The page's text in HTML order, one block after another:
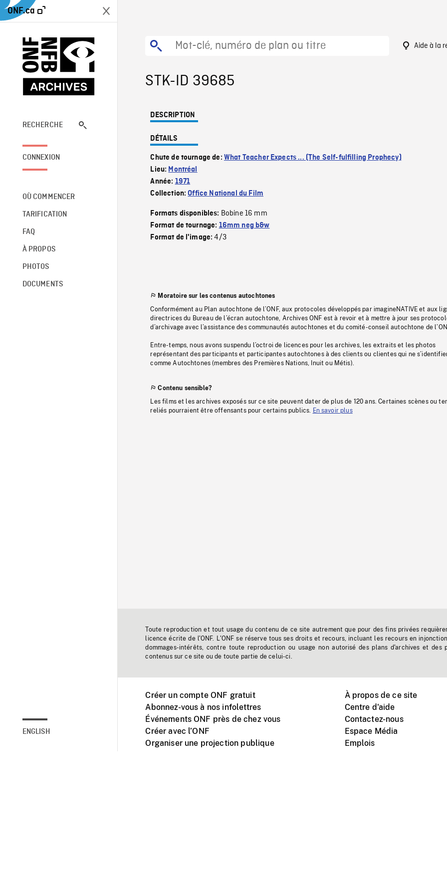
ONF.ca
RECHERCHE
CONNEXION
OÙ COMMENCER
TARIFICATION
FAQ
À PROPOS
PHOTOS
DOCUMENTS
ENGLISH
Aide à la
STK-ID 39685
DESCRIPTION
DÉTAILS
Chute de tournage de: What Teacher Expects ... (The Self-fulfilling Prophecy)
Lieu: Montréal
Année: 1971
Collection:Office National du Film
Formats disponibles: Bobine 16 mm
Format de tournage: 16mm neg b&w
Format de l'image:4/3
Moratoire sur les contenus autochtones
Conformément au Plan autochtone de l’ONF, aux protocoles développés par imagineNATIVE et aux
directrices du Bureau de l’écran autochtone, Archives ONF est à revoir et à mettre à jour ses
d’archivage avec l’assistance des communautés autochtones et du comité-conseil autochtone de
Entre-temps, nous avons suspendu l’octroi de licences pour les archives, les extraits et les photos
représentant des participants et participantes autochtones à des clients ou clientes qui ne
comme Autochtones (membres des Premières Nations, Inuit ou Métis).
Contenu sensible?
Les films et les archives exposés sur ce site peuvent dater de plus de 120 ans. Certaines scènes ou
reliés pourraient être offensants pour certains publics. En savoir plus
Toute reproduction et tout usage du contenu de ce site autrement que pour des fins privées
licence écrite de l'ONF. L'ONF se réserve tous ses droits et recours, incluant les recours en
dommages-intérêts, contre toute reproduction ou usage non autorisé des plans d'archives et des
contenus sur ce site ou de toute partie de celui-ci.
Créer un compte ONF gratuit
Abonnez-vous à nos infolettres
Événements ONF près de chez vous
Créer avec l’ONF
Organiser une projection publique
À propos de ce site
Centre d'aide
Contactez-nous
Espace Média
Emplois